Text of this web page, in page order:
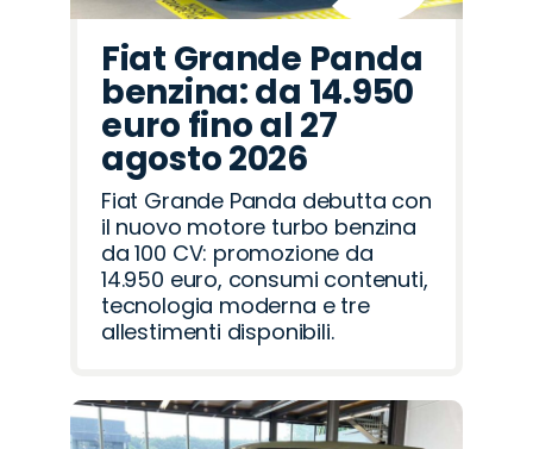
Fiat Grande Panda
benzina: da 14.950
euro fino al 27
agosto 2026
Fiat Grande Panda debutta con
il nuovo motore turbo benzina
da 100 CV: promozione da
14.950 euro, consumi contenuti,
tecnologia moderna e tre
allestimenti disponibili.